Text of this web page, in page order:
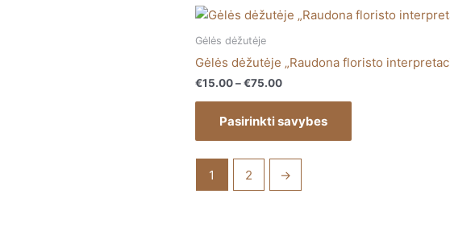
may
chosen
on
the
product
page
Gėlės dėžutėje
Gėlės dėžutėje „Raudona floristo
€15.00–€75.00
Price
range:
€75.00
Pasirinkti savybes
This
product
multiple
variants.
options
chosen
1 2 →